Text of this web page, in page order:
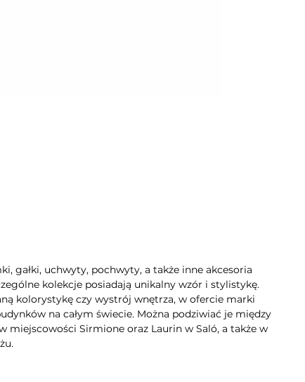
gałki, uchwyty, pochwyty, a także inne akcesoria
kolekcje posiadają unikalny wzór i stylistykę.
kolorystykę czy wystrój wnętrza, w ofercie marki
na całym świecie. Można podziwiać je między
miejscowości Sirmione oraz Laurin w Saló, a także w